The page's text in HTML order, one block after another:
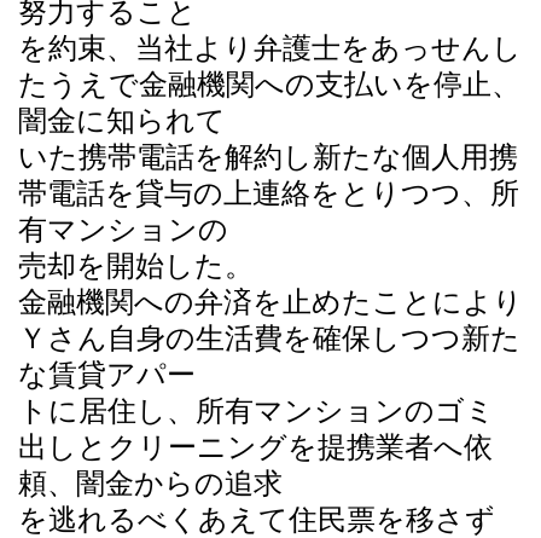
努力すること
を約束、当社より弁護士をあっせんし
たうえで金融機関への支払いを停止、
闇金に知られて
いた携帯電話を解約し新たな個人用携
帯電話を貸与の上連絡をとりつつ、所
有マンションの
売却を開始した。
金融機関への弁済を止めたことにより
Ｙさん自身の生活費を確保しつつ新た
な賃貸アパー
トに居住し、所有マンションのゴミ
出しとクリーニングを提携業者へ依
頼、闇金からの追求
を逃れるべくあえて住民票を移さず